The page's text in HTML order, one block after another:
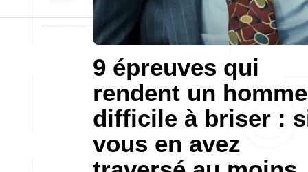
9 épreuves qui
rendent un homme
difficile à briser :
vous en avez